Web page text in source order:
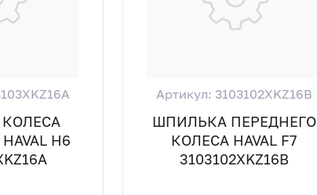
H6
Артикул: 3103102XKZ16B
ШПИЛЬКА ПЕРЕДНЕГО
КОЛЕСА HAVAL F7
3103102XKZ16B